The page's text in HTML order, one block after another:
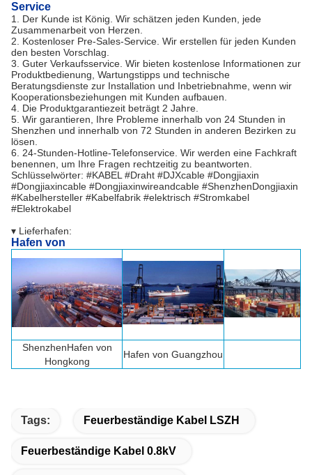
Service
1. Der Kunde ist König. Wir schätzen jeden Kunden, jede
Zusammenarbeit von Herzen.
2. Kostenloser Pre-Sales-Service. Wir erstellen für jeden Kunden
den besten Vorschlag.
3. Guter Verkaufsservice. Wir bieten kostenlose Informationen zur
Produktbedienung, Wartungstipps und technische
Beratungsdienste zur Installation und Inbetriebnahme, wenn wir
Kooperationsbeziehungen mit Kunden aufbauen.
4. Die Produktgarantiezeit beträgt 2 Jahre.
5. Wir garantieren, Ihre Probleme innerhalb von 24 Stunden in
Shenzhen und innerhalb von 72 Stunden in anderen Bezirken zu
lösen.
6. 24-Stunden-Hotline-Telefonservice. Wir werden eine Fachkraft
benennen, um Ihre Fragen rechtzeitig zu beantworten.
Schlüsselwörter: #KABEL #Draht #DJXcable #Dongjiaxin
#Dongjiaxincable #Dongjiaxinwireandcable #ShenzhenDongjiaxin
#Kabelhersteller #Kabelfabrik #elektrisch #Stromkabel
#Elektrokabel
▾ Lieferhafen:
Hafen von
ShenzhenHafen von
Hongkong
Hafen von Guangzhou
Tags: Feuerbeständige Kabel LSZH
Feuerbeständige Kabel 0.8kV